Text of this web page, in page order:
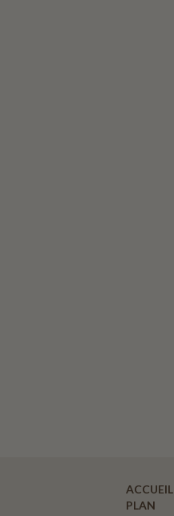
ACCUEIL
PLAN